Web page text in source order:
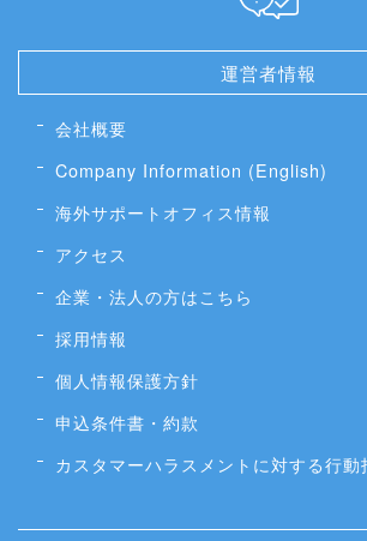
運営者情報
会社概要
Company Information (English)
海外サポートオフィス情報
アクセス
企業・法人の方はこちら
採用情報
個人情報保護方針
申込条件書・約款
カスタマーハラスメントに対する行動